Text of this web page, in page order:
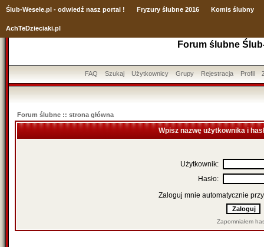
Ślub-Wesele.pl - odwiedź nasz portal ! Fryzury ślubne 2016 Komis ślubny
AchTeDzieciaki.pl
Forum ślubne
FAQ Szukaj Użytkownicy Grupy Rejestracja Profil
Forum ślubne :: strona główna
Wpisz nazwę użytkownika i
Użytkownik:
Hasło:
Zaloguj mnie automatycznie
Zapomniałem